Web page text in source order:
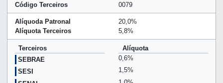
Código Terceiros
0079
Alíquoda Patronal
20,0%
Alíquota Terceiros
5,8%
Terceiros
Alíquota
SEBRAE
0,6%
SESI
1,5%